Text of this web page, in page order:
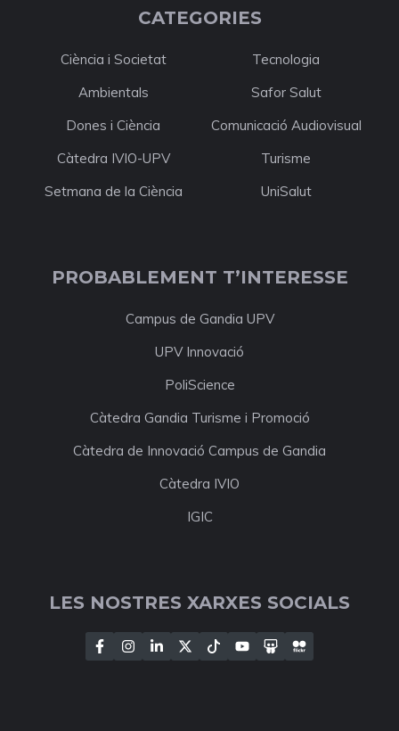
CATEGORIES
Ciència i Societat
Tecnologia
Ambientals
Safor Salut
Dones i Ciència
Comunicació Audiovisual
Càtedra IVIO-UPV
Turisme
Setmana de la Ciència
UniSalut
PROBABLEMENT T’INTERESSE
Campus de Gandia UPV
UPV Innovació
PoliScience
Càtedra Gandia Turisme i Promoció
Càtedra de Innovació Campus de Gandia
Càtedra IVIO
IGIC
LES NOSTRES XARXES SOCIALS